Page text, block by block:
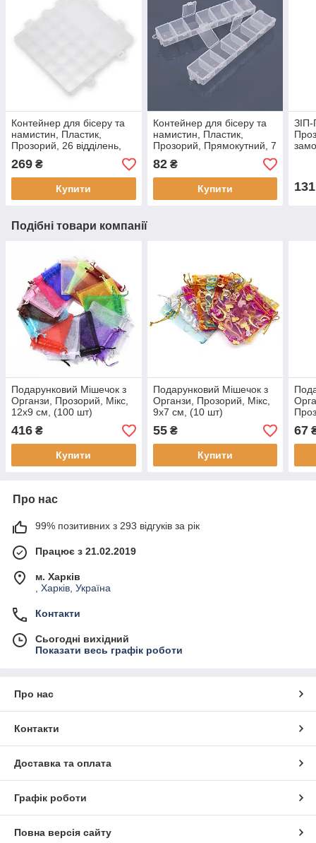
Контейнер для бісеру та
намистин, Пластик,
Прозорий, 26 відділень,
Розмір: 19х20х1.8см,
Відділ, (1 шт)
269 ₴
Купити
Контейнер для бісеру та
намистин, Пластик,
Прозорий, Прямокутний, 7
Відсіків, Розмір:
15.5х3.3х1.8 см, (1 пара)
82₴
Купити
ЗІП-
131
Подібні товари компанії
Подарунковий Мішечок з
Органзи, Прозорий, Мікс,
12х9 см, (100 шт)
416 ₴
Купити
Подарунковий Мішечок з
Органзи, Прозорий, Мікс,
9x7 см, (10 шт)
55₴
Купити
67
Про нас
99% позитивних з 293 відгуків за рік
Працює з 21.02.2019
м. Харків
, Харків, Україна
Контакти
Сьогодні вихідний
Показати весь графік роботи
Про нас
Контакти
Доставка та оплата
Графік роботи
Повна версія сайту